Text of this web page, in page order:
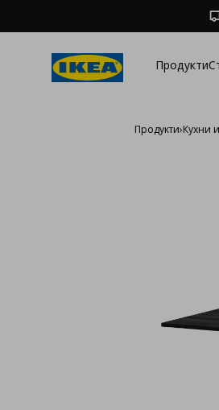
Продукти
Продукти›Кухни